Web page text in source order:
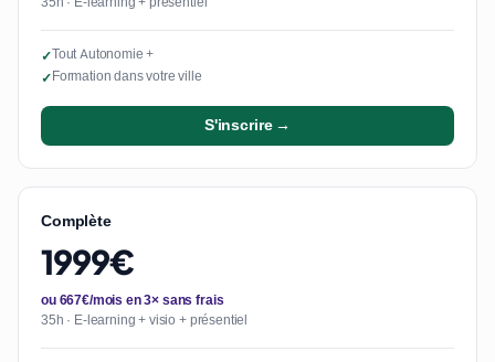
✓Tout Autonomie +
✓Formation dans votre ville
S'inscrire →
Complète
1999€
ou 667€/mois en 3× sans frais
35h · E-learning + visio + présentiel